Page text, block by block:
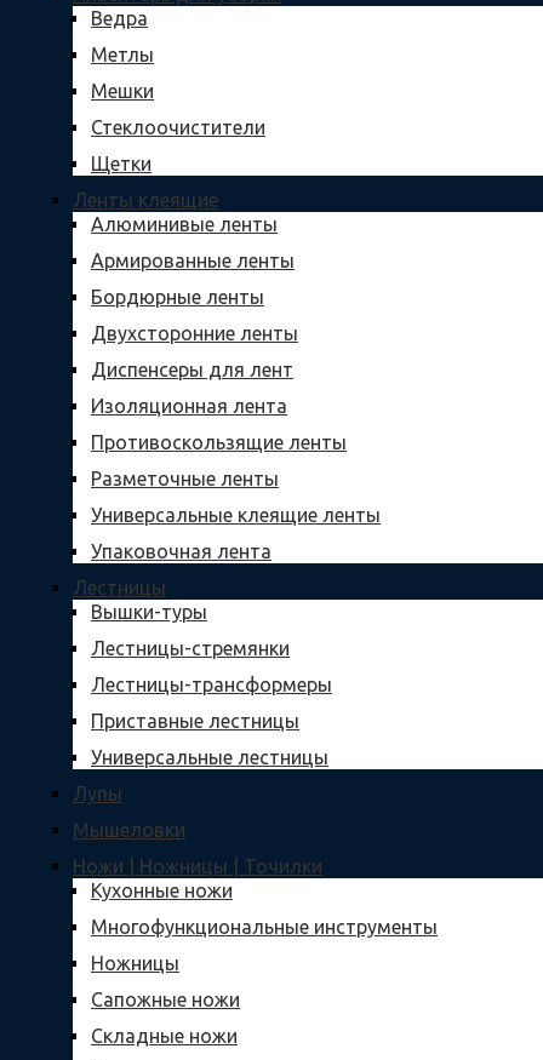
Ведра
Метлы
Мешки
Стеклоочистители
Щетки
Ленты клеящие
Алюминивые ленты
Армированные ленты
Бордюрные ленты
Двухсторонние ленты
Диспенсеры для лент
Изоляционная лента
Противоскользящие ленты
Разметочные ленты
Универсальные клеящие ленты
Упаковочная лента
Лестницы
Вышки-туры
Лестницы-стремянки
Лестницы-трансформеры
Приставные лестницы
Универсальные лестницы
Лупы
Мышеловки
Ножи | Ножницы | Точилки
Кухонные ножи
Многофункциональные инструменты
Ножницы
Сапожные ножи
Складные ножи